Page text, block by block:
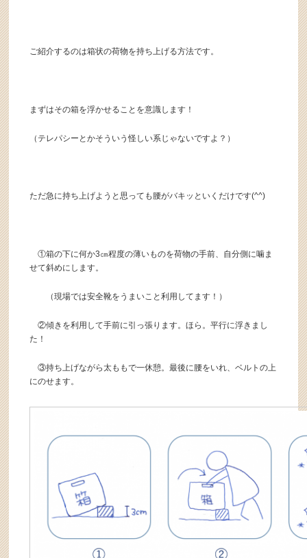
ご紹介するのは箱状の荷物を持ち上げる方法です。
まずはその箱を浮かせることを意識します！
（テレパシーとかそういう怪しい系じゃないですよ？）
ただ急に持ち上げようと思っても腰がバキッといくだけです(^^)
①箱の下に何か3㎝程度の薄いものを荷物の手前、自分側に噛ま
せて斜めにします。
（現場では安全靴をうまいこと利用してます！）
②傾きを利用して手前に引っ張ります。ほら。平行に浮きまし
た！
③持ち上げながら太ももで一休憩。最後に腰をいれ、ベルトの上
にのせます。